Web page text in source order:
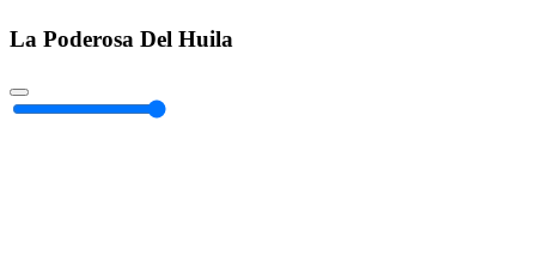
La Poderosa Del Huila